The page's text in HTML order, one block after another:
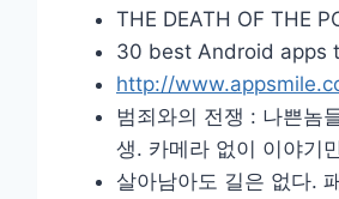
THE DEATH OF THE
30 best Android apps
http://
범죄와의 전쟁 : 나쁜놈
생. 카메라 없이 이야기
살아남아도 길은 없다.